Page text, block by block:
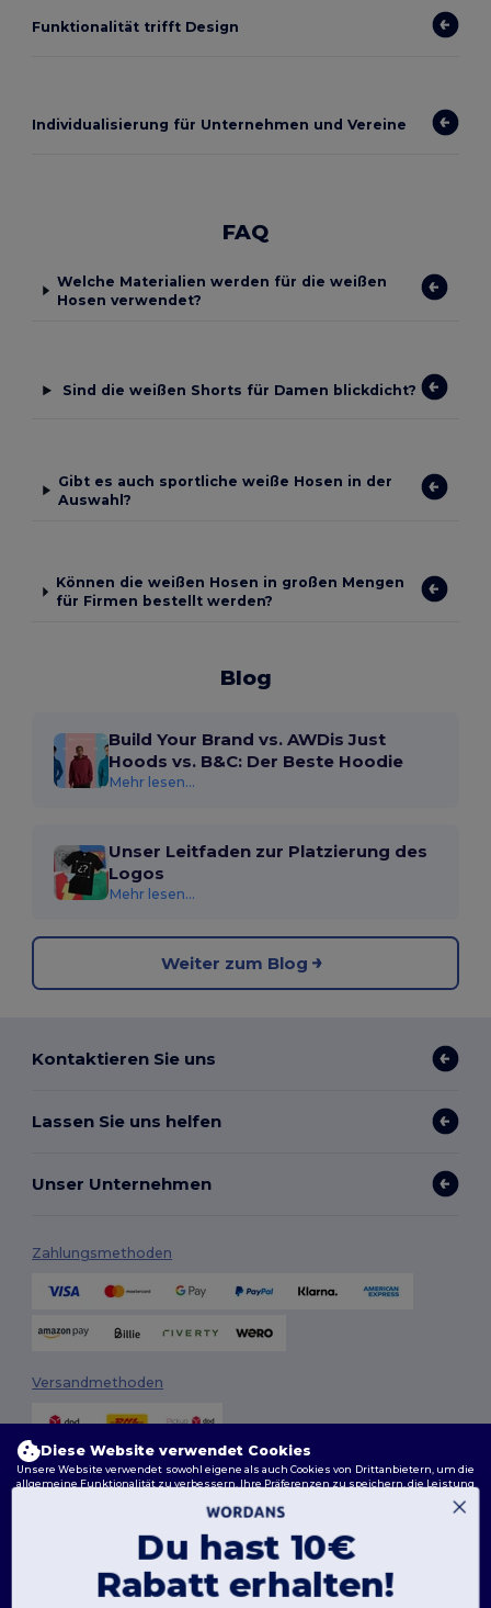
Funktionalität trifft Design
Individualisierung für Unternehmen und Vereine
FAQ
Welche Materialien werden für die weißen
Hosen verwendet?
Sind die weißen Shorts für Damen blickdicht?
Gibt es auch sportliche weiße Hosen in der
Auswahl?
Können die weißen Hosen in großen Mengen
für Firmen bestellt werden?
Blog
Build Your Brand vs. AWDis Just
Hoods vs. B&C: Der Beste Hoodie
Mehr lesen...
Unser Leitfaden zur Platzierung des
Logos
Mehr lesen...
Weiter zum Blog
Kontaktieren Sie uns
Lassen Sie uns helfen
Unser Unternehmen
Zahlungsmethoden
Versandmethoden
Diese Website verwendet Cookies
Unsere Website verwendet sowohl eigene als auch Cookies von Drittanbietern, um die
allgemeine Funktionalität zu verbessern, Ihre Präferenzen zu speichern, die Leistung
zu gewährleisten, einschließlich maßgeschneidertem Inhalt, optimierten
Sie können Ihre Cookie-Einstellungen jederzeit verwalten. Essenzielle Cookies, die für
das Funktionieren der Website erforderlich sind, können nicht deaktiviert werden, da
sie für den korrekten Betrieb der Website erforderlich sind. Sie können jedoch wählen,
ob Sie andere Arten von Cookies, wie diejenigen, die für Personalisierung, Analyse und
Du hast 10€
Rabatt erhalten!